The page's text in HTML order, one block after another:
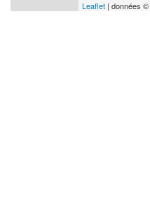
Leaflet | données ©